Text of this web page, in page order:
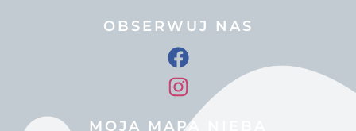
OBSERWUJ NAS
MOJA MAPA NIEBA